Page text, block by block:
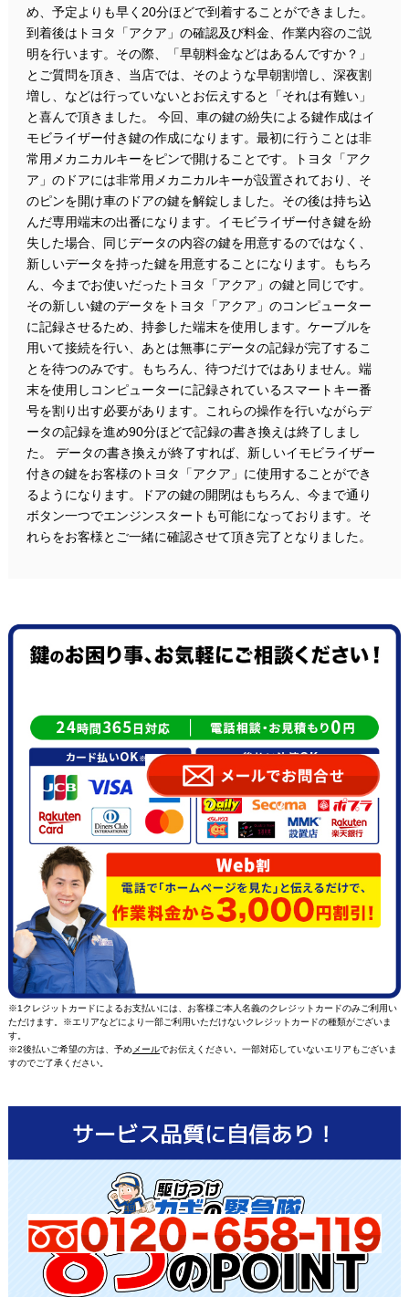
め、予定よりも早く20分ほどで到着することができました。
到着後はトヨタ「アクア」の確認及び料金、作業内容のご説
明を行います。その際、「早朝料金などはあるんですか？」
とご質問を頂き、当店では、そのような早朝割増し、深夜割
増し、などは行っていないとお伝えすると「それは有難い」
と喜んで頂きました。 今回、車の鍵の紛失による鍵作成はイ
モビライザー付き鍵の作成になります。最初に行うことは非
常用メカニカルキーをピンで開けることです。トヨタ「アク
ア」のドアには非常用メカニカルキーが設置されており、そ
のピンを開け車のドアの鍵を解錠しました。その後は持ち込
んだ専用端末の出番になります。イモビライザー付き鍵を紛
失した場合、同じデータの内容の鍵を用意するのではなく、
新しいデータを持った鍵を用意することになります。もちろ
ん、今までお使いだったトヨタ「アクア」の鍵と同じです。
その新しい鍵のデータをトヨタ「アクア」のコンピューター
に記録させるため、持参した端末を使用します。ケーブルを
用いて接続を行い、あとは無事にデータの記録が完了するこ
とを待つのみです。もちろん、待つだけではありません。端
末を使用しコンピューターに記録されているスマートキー番
号を割り出す必要があります。これらの操作を行いながらデ
ータの記録を進め90分ほどで記録の書き換えは終了しまし
た。 データの書き換えが終了すれば、新しいイモビライザー
付きの鍵をお客様のトヨタ「アクア」に使用することができ
るようになります。ドアの鍵の開閉はもちろん、今まで通り
ボタン一つでエンジンスタートも可能になっております。そ
れらをお客様とご一緒に確認させて頂き完了となりました。
※1クレジットカードによるお支払いには、お客様ご本人名義のクレジットカードのみご利用い
ただけます。※エリアなどにより一部ご利用いただけないクレジットカードの種類がございま
す。
※2後払いご希望の方は、予めメールでお伝えください。一部対応していないエリアもございま
すのでご了承ください。